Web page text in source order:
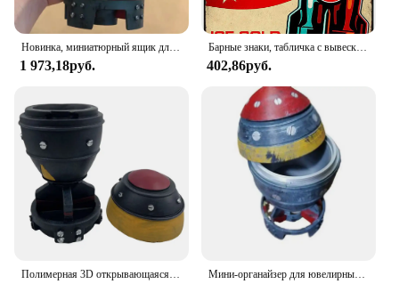
Новинка, миниатюрный ящик для хранения Nuke Bomb, ретро, Статуэтка из смолы, рабочее искусство, Декор для дома, спальни, офиса, настольное украшение, 1 шт.
1 973,18руб.
Барные знаки, табличка с вывесками, металлическая живопись, 3 4 игра Nuke COLA, металлические знаки, настенный плакат, декор для домашней комнаты, школы, железная живопись (pic2
402,86руб.
Полимерная 3D открывающаяся реактивная скульптура, мини-ящик для хранения бомбы Nuke, модель ракеты для дома, спальни, офиса, настольное украшение Мини-органайзер для ювелирных изделий Nuke, мини-ящик для хранения с секретным хранилищем, в форме ракеты, орнаментный Органайзер